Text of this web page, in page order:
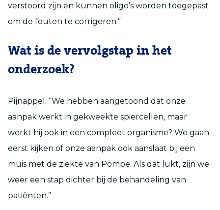
verstoord zijn en kunnen oligo’s worden toegepast
om de fouten te corrigeren.”
Wat is de vervolgstap in het
onderzoek?
Pijnappel: “We hebben aangetoond dat onze
aanpak werkt in gekweekte spiercellen, maar
werkt hij ook in een compleet organisme? We gaan
eerst kijken of onze aanpak ook aanslaat bij een
muis met de ziekte van Pompe. Als dat lukt, zijn we
weer een stap dichter bij de behandeling van
patiënten.”